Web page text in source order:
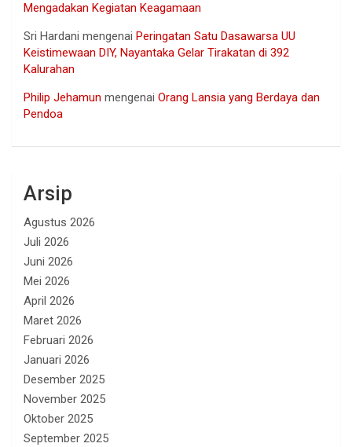
Mengadakan Kegiatan Keagamaan
Sri Hardani mengenai Peringatan Satu Dasawarsa UU
Keistimewaan DIY, Nayantaka Gelar Tirakatan di 392
Kalurahan
Philip Jehamun mengenai Orang Lansia yang Berdaya dan
Pendoa
Arsip
Agustus 2026
Juli 2026
Juni 2026
Mei 2026
April 2026
Maret 2026
Februari 2026
Januari 2026
Desember 2025
November 2025
Oktober 2025
September 2025